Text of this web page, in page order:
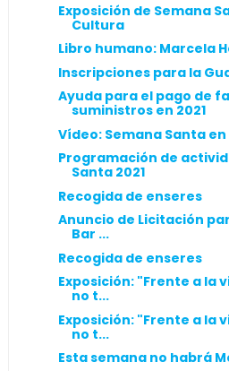
Exposición de Semana
Cultura
Libro humano: Marcela
Inscripciones para la
Ayuda para el pago de
suministros en 2021
Vídeo: Semana Santa
Programación de
Santa 2021
Recogida de enseres
Anuncio de Licitación
Bar ...
Recogida de enseres
Exposición: "Frente a la
no t...
Exposición: "Frente a la
no t...
Esta semana no habrá